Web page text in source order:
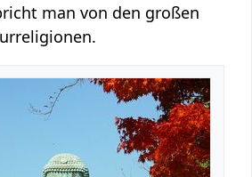
man von den großen